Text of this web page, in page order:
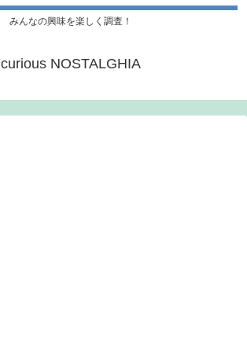
みんなの興味を楽しく調査！
curious NOSTALGHIA